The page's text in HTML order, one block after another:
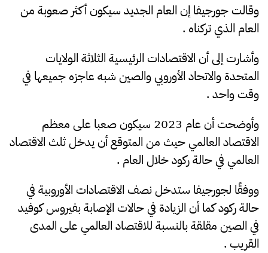
وقالت جورجيفا إن العام الجديد سيكون أكثر صعوبة من
العام الذي تركناه .
وأشارت إلى أن الاقتصادات الرئيسية الثلاثة الولايات
المتحدة والاتحاد الأوروبي والصين شبه عاجزه جميعها في
وقت واحد .
وأوضحت أن عام 2023 سيكون صعبا على معظم
الاقتصاد العالمي حيث من المتوقع أن يدخل ثلث الاقتصاد
العالمي في حالة ركود خلال العام .
ووفقًا لجورجيفا ستدخل نصف الاقتصادات الأوروبية في
حالة ركود كما أن الزيادة في حالات الإصابة بفيروس كوفيد
في الصين مقلقة بالنسبة للاقتصاد العالمي على المدى
القريب .